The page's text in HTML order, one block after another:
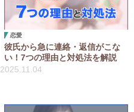
恋愛
彼氏から急に連絡・返信がこな
い！7つの理由と対処法を解説
2025.11.04